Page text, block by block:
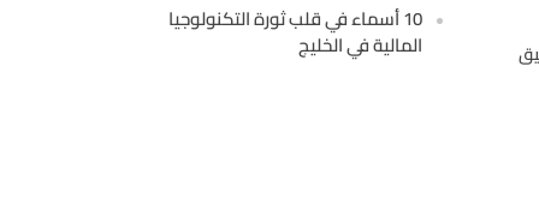
10 أسماء في قلب ثورة التكنولوجيا
المالية في الخليج